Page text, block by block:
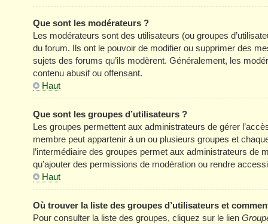
Que sont les modérateurs ?
Les modérateurs sont des utilisateurs (ou groupes
du forum. Ils ont le pouvoir de modifier ou supprimer des
sujets des forums qu’ils modèrent. Généralement, les
contenu abusif ou offensant.
Haut
Que sont les groupes d’utilisateurs ?
Les groupes permettent aux administrateurs de gérer
membre peut appartenir à un ou plusieurs groupes et
l’intermédiaire des groupes permet aux administrateurs
qu’ajouter des permissions de modération ou rendre
Haut
Où trouver la liste des groupes d’utilisateurs et
Pour consulter la liste des groupes, cliquez sur le lien